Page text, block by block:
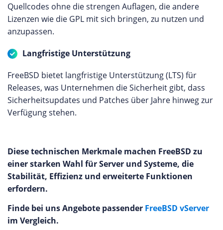
Quellcodes ohne die strengen Auflagen, die andere
Lizenzen wie die GPL mit sich bringen, zu nutzen und
anzupassen.
Langfristige Unterstützung
FreeBSD bietet langfristige Unterstützung (LTS) für
Releases, was Unternehmen die Sicherheit gibt, dass
Sicherheitsupdates und Patches über Jahre hinweg zur
Verfügung stehen.
Diese technischen Merkmale machen FreeBSD zu
einer starken Wahl für Server und Systeme, die
Stabilität, Effizienz und erweiterte Funktionen
erfordern.
Finde bei uns Angebote passender FreeBSD vServer
im Vergleich.